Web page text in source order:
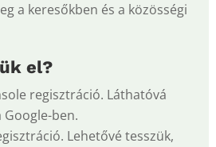
a keresőkben és a közösségi
el?
regisztráció. Láthatóvá
ben.
Lehetővé tesszük,